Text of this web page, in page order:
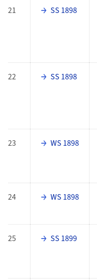
21 SS 1898
22 SS 1898
23 WS 1898
24 WS 1898
25 SS 1899